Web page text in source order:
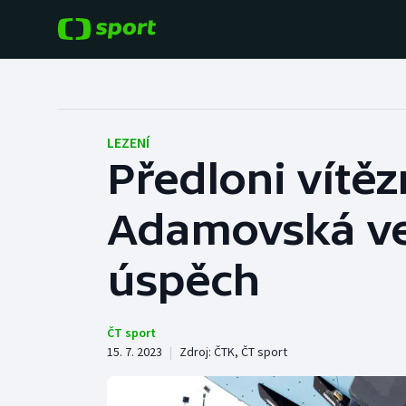
Hokej
Tenis
Atletika
Baseball a softbal
Basketbal
LEZENÍ
Předloni
Adamovská
úspěch
ČT sport
15. 7. 2023 | Zdroj: ČTK, ČT sport